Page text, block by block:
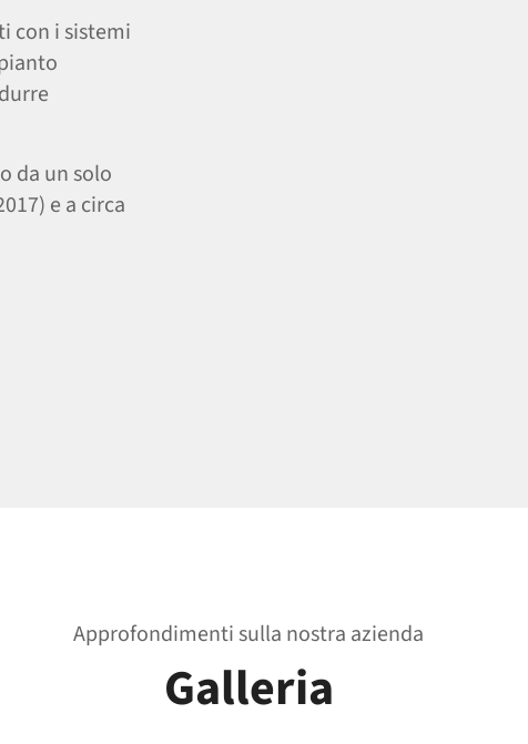
con i sistemi
da un solo
e a circa
Approfondimenti sulla nostra azienda
Galleria